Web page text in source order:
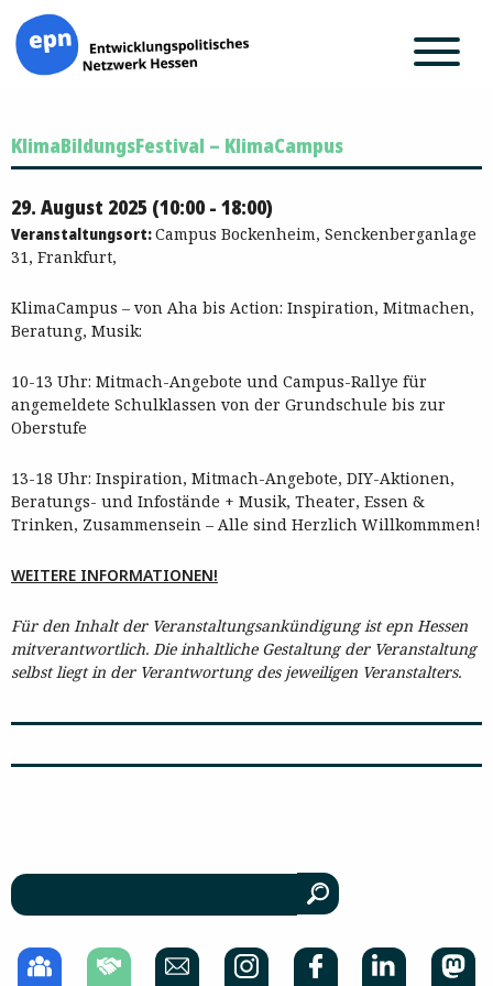
Inhalt
springen
KlimaBildungsFestival – KlimaCampus
29. August 2025 (10:00 - 18:00)
Veranstaltungsort:Campus Bockenheim, Senckenberganlage
31, Frankfurt,
KlimaCampus – von Aha bis Action: Inspiration, Mitmachen,
Beratung, Musik:
10-13 Uhr: Mitmach-Angebote und Campus-Rallye für
angemeldete Schulklassen von der Grundschule bis zur
Oberstufe
13-18 Uhr: Inspiration, Mitmach-Angebote, DIY-Aktionen,
Beratungs- und Infostände + Musik, Theater, Essen &
Trinken, Zusammensein – Alle sind Herzlich Willkommmen!
WEITERE INFORMATIONEN!
Für den Inhalt der Veranstaltungsankündigung ist epn Hessen
mitverantwortlich. Die inhaltliche Gestaltung der Veranstaltung
selbst liegt in der Verantwortung des jeweiligen Veranstalters.